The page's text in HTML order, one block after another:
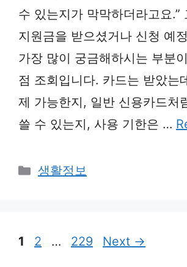
수 있는지가 막막하더라고요.”
지원금을 받으셨거나 신청 예
가장 많이 궁금해하시는 부분
점 조회입니다. 카드는 받았는
제 가능한지, 일반 신용카드처
쓸 수 있는지, 사용 기한은 …
Categories
생활정보
Page
1 Page
2 … Page
229 Next →